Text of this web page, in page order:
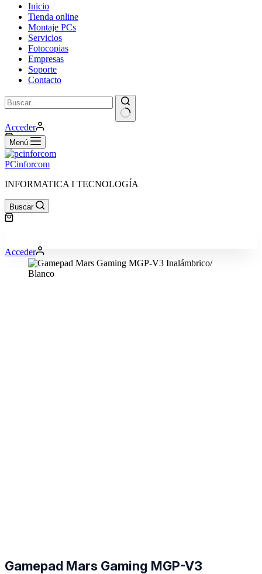
Inicio
Tienda online
Montaje PCs
Servicios
Fotocopias
Empresas
Soporte
Contacto
Sin
resultados
Acceder
Carro
de
compra
Menú
PCinforcom
INFORMATICA I TECNOLOGÍA
Buscar
Carro
Acceder
Gamepad Mars Gaming MGP-V3